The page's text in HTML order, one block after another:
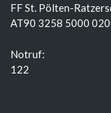
FF St. Pölten-
AT90 3258 5000
Notruf:
122